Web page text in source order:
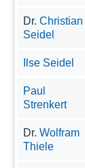
Dr.Christian
Seidel
Ilse Seidel
Paul
Strenkert
Dr.Wolfram
Thiele